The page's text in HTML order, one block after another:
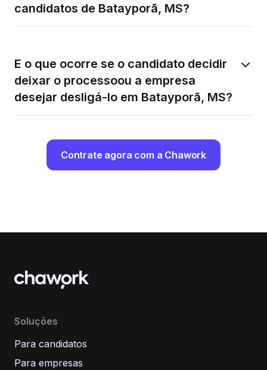
candidatos de Batayporã, MS?
E o que ocorre se o candidato decidir
deixar o processoou a empresa
desejar desligá-lo em Batayporã, MS?
Contrate agora com a Chawork
Soluções
Para candidatos
Para empresas